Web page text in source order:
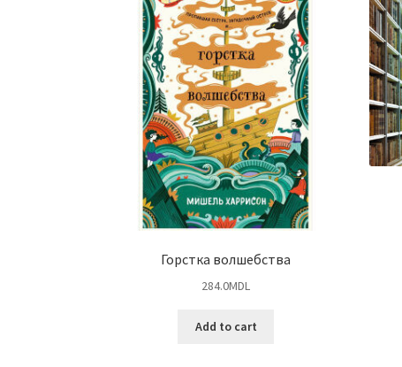
Горстка волшебства
284.0MDL
Add to cart